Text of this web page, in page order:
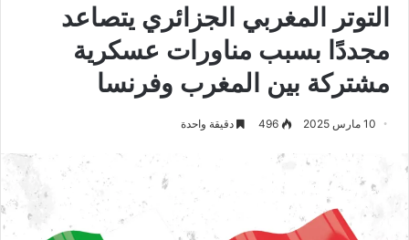
التوتر المغربي الجزائري يتصاعد
مجددًا بسبب مناورات عسكرية
مشتركة بين المغرب وفرنسا
10 مارس 2025 496 دقيقة واحدة